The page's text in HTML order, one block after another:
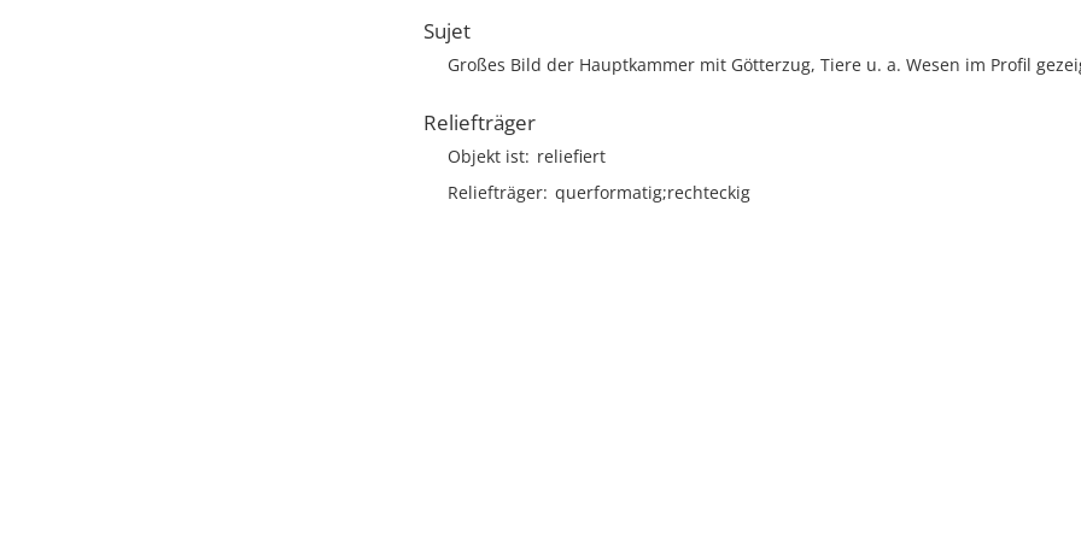
Sujet
Großes Bild der Hauptkammer mit Götterzug, Tiere u. a. Wesen im Profil
Reliefträger
Objekt ist reliefiert
Reliefträger querformatig;rechteckig